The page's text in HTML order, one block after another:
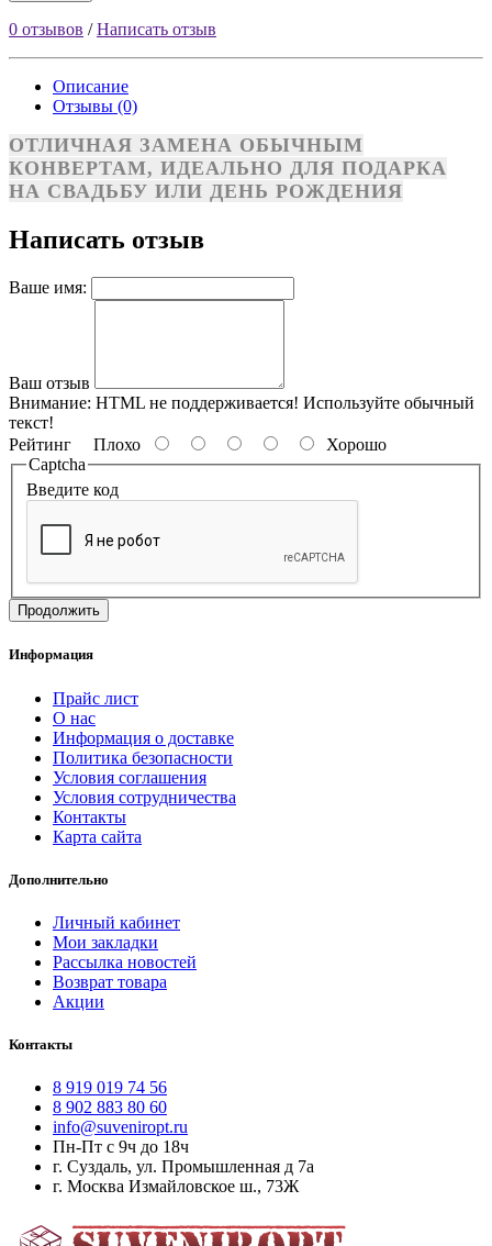
0 отзывов /Написать отзыв
Описание
Отзывы (0)
ОТЛИЧНАЯ ЗАМЕНА ОБЫЧНЫМ
КОНВЕРТАМ, ИДЕАЛЬНО ДЛЯ ПОДАРКА
НА СВАДЬБУ ИЛИ ДЕНЬ РОЖДЕНИЯ
Написать отзыв
Ваше имя:
Ваш отзыв
Внимание: HTML не поддерживается! Используйте обычный
текст!
Рейтинг Плохо
Хорошо
Captcha
Введите код
Продолжить
Информация
Прайс лист
О нас
Информация о доставке
Политика безопасности
Условия соглашения
Условия сотрудничества
Контакты
Карта сайта
Дополнительно
Личный кабинет
Мои закладки
Рассылка новостей
Возврат товара
Акции
Контакты
8 919 019 74 56
8 902 883 80 60
info@suveniropt.ru
Пн-Пт с 9ч до 18ч
г. Суздаль, ул. Промышленная д 7а
г. Москва Измайловское ш., 73Ж